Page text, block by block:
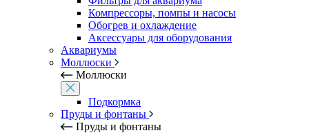
Компрессоры, помпы и насосы
Обогрев и охлаждение
Аксессуары для оборудования
Аквариумы
Моллюски
Моллюски
Подкормка
Пруды и фонтаны
Пруды и фонтаны